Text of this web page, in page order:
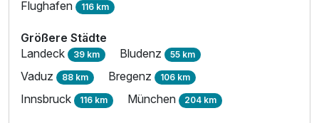
Flughafen 116 km
Größere Städte
Landeck 39 km Bludenz 55 km
Vaduz 88 km Bregenz 106 km
Innsbruck 116 km München 204 km